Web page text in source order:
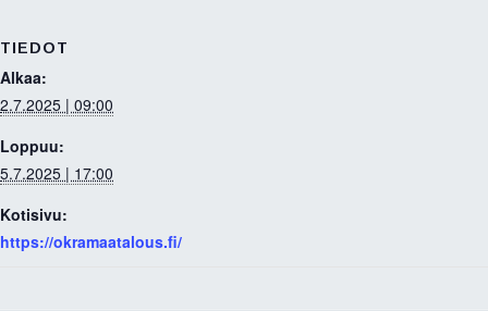
TIEDOT
Alkaa:
2.7.2025 | 09:00
Loppuu:
5.7.2025 | 17:00
Kotisivu:
https://okramaatalous.fi/